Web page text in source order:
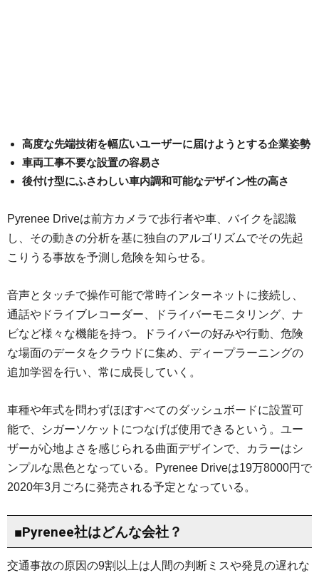
高度な先端技術を幅広いユーザーに届けようとする企業姿勢
車両工事不要な設置の容易さ
後付け型にふさわしい車内調和可能なデザイン性の高さ
Pyrenee Driveは前方カメラで歩行者や車、バイクを認識
し、その動きの分析を基に独自のアルゴリズムでその先起
こりうる事故を予測し危険を知らせる。
音声とタッチで操作可能で常時インターネットに接続し、
通話やドライブレコーダー、ドライバーモニタリング、ナ
ビなど様々な機能を持つ。ドライバーの好みや行動、危険
な場面のデータをクラウドに集め、ディープラーニングの
追加学習を行い、常に成長していく。
車種や年式を問わずほぼすべてのダッシュボードに設置可
能で、シガーソケットにつなげば使用できるという。ユー
ザーが心地よさを感じられる曲面デザインで、カラーはシ
ンプルな黒色となっている。Pyrenee Driveは19万8000円で
2020年3月ごろに発売される予定となっている。
■Pyrenee社はどんな会社？
交通事故の原因の9割以上は人間の判断ミスや発見の遅れな